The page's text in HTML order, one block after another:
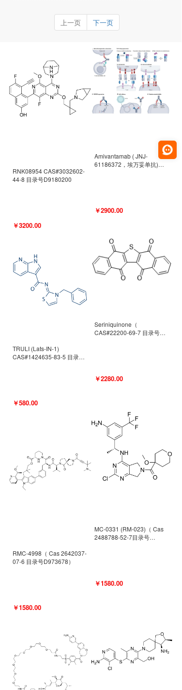
靶点药理机制的金标准化学探
针。
上一页 下一页
RNK08954 CAS#3032602-
44-8 目录号D9180200
￥3200.00
TRULI (Lats-IN-1)
CAS#1424635-83-5 目录号
￥580.00
RMC-4998（ Cas 2642037-
07-6 目录号D973678）
￥1580.00
Amivantamab ( JNJ-
61186372，埃万妥单抗)
￥2900.00
Seriniquinone（
CAS#22200-69-7 目录号
￥2280.00
MC-0331 (RM-023)（ Cas
2488788-52-7目录号
￥1580.00